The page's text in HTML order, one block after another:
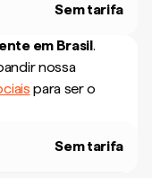
Sem tarifa
em Brasil.
nossa
para ser o
Sem tarifa